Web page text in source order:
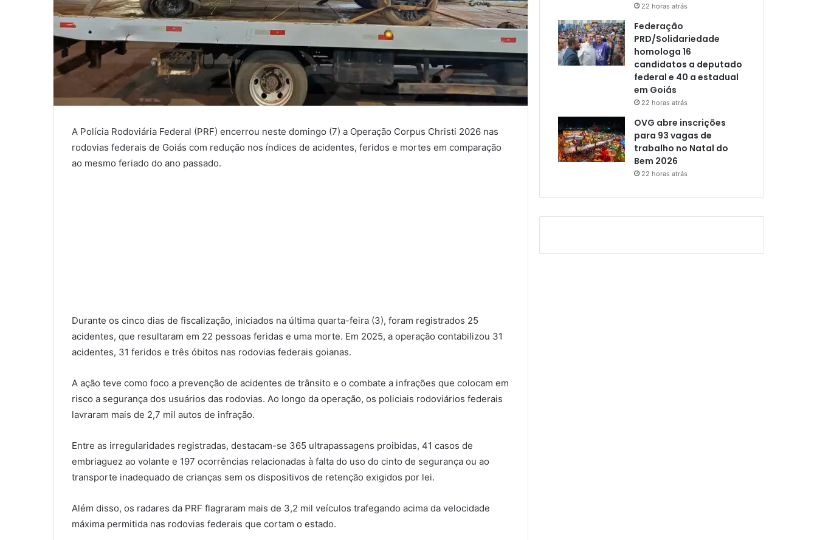
A Polícia Rodoviária Federal (PRF) encerrou neste domingo (7) a Operação Corpus Christi 2026 nas
rodovias federais de Goiás com redução nos índices de acidentes, feridos e mortes em comparação
ao mesmo feriado do ano passado.
Durante os cinco dias de fiscalização, iniciados na última quarta-feira (3), foram registrados 25
acidentes, que resultaram em 22 pessoas feridas e uma morte. Em 2025, a operação contabilizou 31
acidentes, 31 feridos e três óbitos nas rodovias federais goianas.
A ação teve como foco a prevenção de acidentes de trânsito e o combate a infrações que colocam em
risco a segurança dos usuários das rodovias. Ao longo da operação, os policiais rodoviários federais
lavraram mais de 2,7 mil autos de infração.
Entre as irregularidades registradas, destacam-se 365 ultrapassagens proibidas, 41 casos de
embriaguez ao volante e 197 ocorrências relacionadas à falta do uso do cinto de segurança ou ao
transporte inadequado de crianças sem os dispositivos de retenção exigidos por lei.
Além disso, os radares da PRF flagraram mais de 3,2 mil veículos trafegando acima da velocidade
máxima permitida nas rodovias federais que cortam o estado.
22 horas atrás
Federação
PRD/Solidariedade
homologa 16
candidatos a deputado
federal e 40 a estadual
em Goiás
22 horas atrás
OVG abre inscrições
para 93 vagas de
trabalho no Natal do
Bem 2026
22 horas atrás